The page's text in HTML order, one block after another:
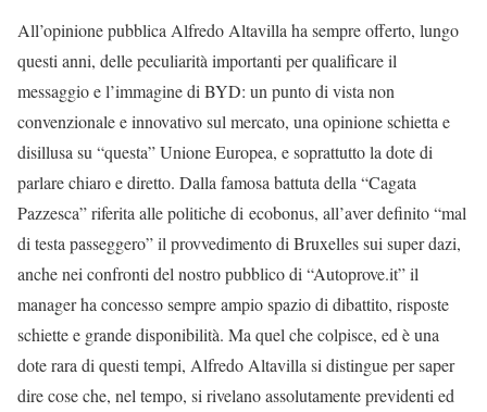
All’opinione pubblica Alfredo Altavilla ha sempre offerto, lungo
questi anni, delle peculiarità importanti per qualificare il
messaggio e l’immagine di BYD: un punto di vista non
convenzionale e innovativo sul mercato, una opinione schietta e
disillusa su “questa” Unione Europea, e soprattutto la dote di
parlare chiaro e diretto. Dalla famosa battuta della “Cagata
Pazzesca” riferita alle politiche di ecobonus, all’aver definito “mal
di testa passeggero” il provvedimento di Bruxelles sui super dazi,
anche nei confronti del nostro pubblico di “Autoprove.it” il
manager ha concesso sempre ampio spazio di dibattito, risposte
schiette e grande disponibilità. Ma quel che colpisce, ed è una
dote rara di questi tempi, Alfredo Altavilla si distingue per saper
dire cose che, nel tempo, si rivelano assolutamente previdenti ed